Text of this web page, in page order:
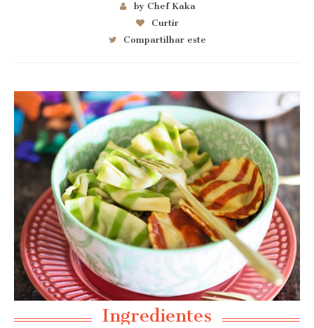
by Chef Kaka
Curtir
Compartilhar este
Ingredientes